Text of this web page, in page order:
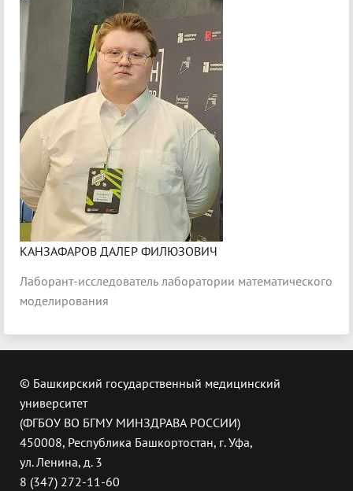
КАНЗАФАРОВ ДАЛЕР ФИЛЮЗОВИЧ
Лаборант-исследователь лаборатории математического
моделирования
© Башкирский государственный медицинский
университет
(ФГБОУ ВО БГМУ МИНЗДРАВА РОССИИ)
450008, Республика Башкортостан, г. Уфа,
ул. Ленина, д. 3
8 (347) 272-11-60